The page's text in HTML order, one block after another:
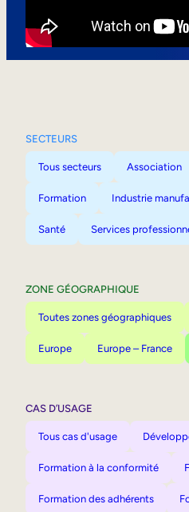
SECTEURS
Tous secteurs Association
Formation Industrie
Santé Services
ZONE GÉOGRAPHIQUE
Toutes zones géographiques
Europe Europe – France
CAS D’USAGE
Tous cas d'usage
Formation à la conformité
Formation des adhérents